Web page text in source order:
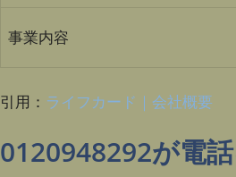
事業内容
引用： ライフカード｜会社概要
0120948292が電